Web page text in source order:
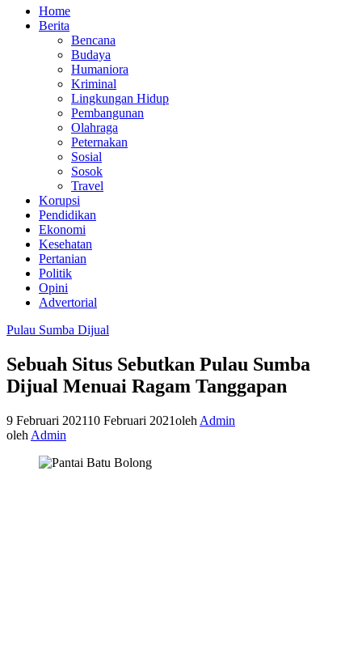
Home
Berita
Bencana
Budaya
Humaniora
Kriminal
Lingkungan Hidup
Pembangunan
Olahraga
Peternakan
Sosial
Sosok
Travel
Korupsi
Pendidikan
Ekonomi
Kesehatan
Pertanian
Politik
Opini
Advertorial
Pulau Sumba Dijual
Sebuah Situs Sebutkan Pulau Sumba
Dijual Menuai Ragam Tanggapan
9 Februari 202110 Februari 2021oleh Admin
oleh Admin